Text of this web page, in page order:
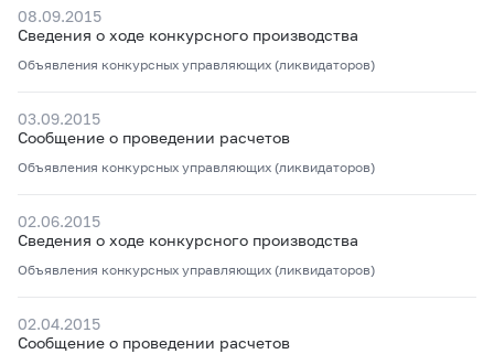
08.09.2015
Сведения о ходе конкурсного производства
Объявления конкурсных управляющих (ликвидаторов)
03.09.2015
Сообщение о проведении расчетов
Объявления конкурсных управляющих (ликвидаторов)
02.06.2015
Сведения о ходе конкурсного производства
Объявления конкурсных управляющих (ликвидаторов)
02.04.2015
Сообщение о проведении расчетов